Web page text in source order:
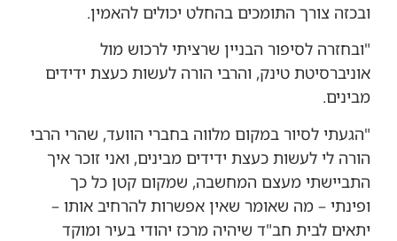
ובכזה צורך התומכים בהחלט יכולים להאמין.
"ובחזרה לסיפור הבניין שרציתי לרכוש מול
אוניברסיטת טינק, והרבי הורה לעשות כעצת ידידים
מבינים.
"הגעתי לסיור במקום מלווה בחברי הוועד, שהרי הרבי
הורה לי לעשות כעצת ידידים מבינים, ואני זוכר איך
התביישתי מעצם המחשבה, שמקום קטן כל כך
ופינתי – מה שאומר שאין אפשרות להרחיב אותו –
יתאים לבית חב"ד שיהיה מרכז יהודי בעיר ומוקד